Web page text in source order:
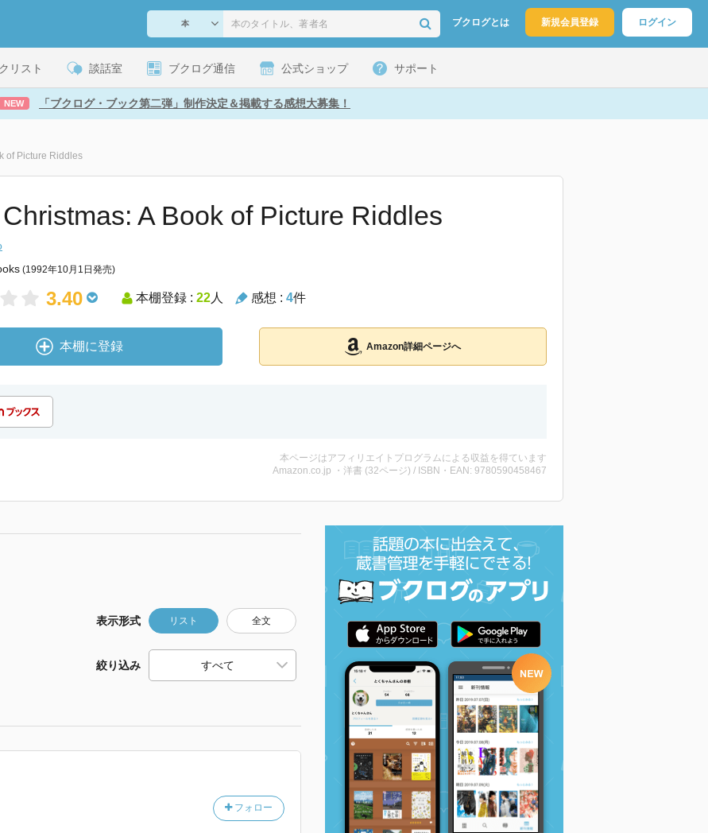
ブクログとは 新規会員登録 ログイン
リスト 談話室 ブクログ通信 公式ショップ サポート
NEW 「ブクログ・ブック第二弾」制作決定＆掲載する感想大募集！
of Picture Riddles
A Book of Picture Riddles
(1992年10月1日発売)
3.40 本棚登録 : 22人 感想 : 4件
本棚に登録 Amazon詳細ページへ
本ページはアフィリエイトプログラムによる収益を得ています
Amazon.co.jp ・洋書 (32ページ) / ISBN・EAN: 9780590458467
表示形式 リスト 全文
絞り込み
フォロー